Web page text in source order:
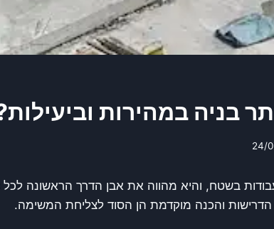
בניה במהירות
24/
בשטח, והיא מהווה את אבן הדרך הראשונה לכל
והכנה מוקדמת הן הסוד לצליחת המשימה.